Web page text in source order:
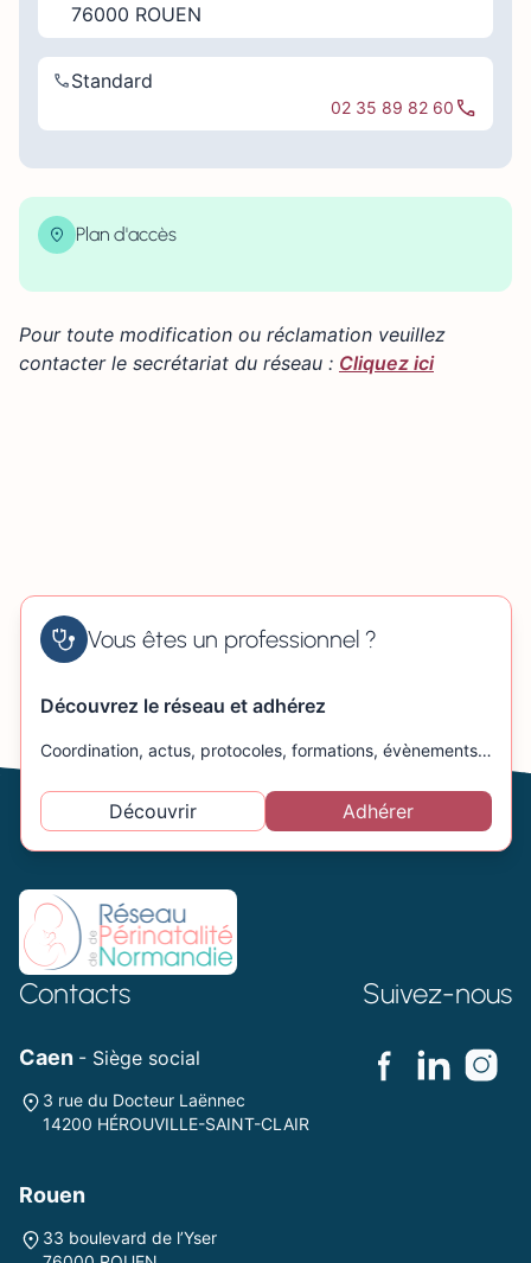
76000 ROUEN
Standard
02 35 89 82 60
Plan d'accès
×
−
Pour toute modification ou réclamation veuillez
contacter le secrétariat du réseau : Cliquez ici
Vous êtes un professionnel ?
Découvrez le réseau et adhérez
Coordination, actus, protocoles, formations, évènements…
Découvrir Adhérer
Contacts
Caen - Siège social
3 rue du Docteur Laënnec
14200 HÉROUVILLE-SAINT-CLAIR
Rouen
33 boulevard de l’Yser
Suivez-nous